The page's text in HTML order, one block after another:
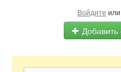
Войдите или